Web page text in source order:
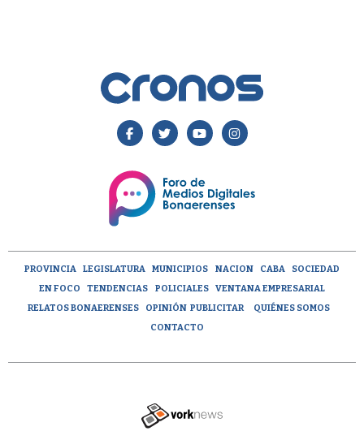
PROVINCIA LEGISLATURA MUNICIPIOS NACION CABA
SOCIEDAD
EN FOCO
TENDENCIAS POLICIALES
VENTANA EMPRESARIAL
RELATOS BONAERENSES
OPINIÓN PUBLICITAR
QUIÉNES SOMOS
CONTACTO